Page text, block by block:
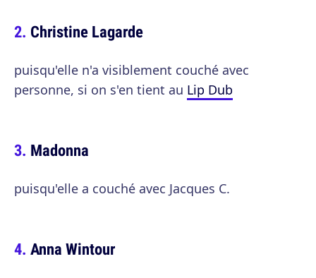
Christine Lagarde
puisqu'elle n'a visiblement couché avec
personne, si on s'en tient au Lip Dub
Madonna
puisqu'elle a couché avec Jacques C.
Anna Wintour